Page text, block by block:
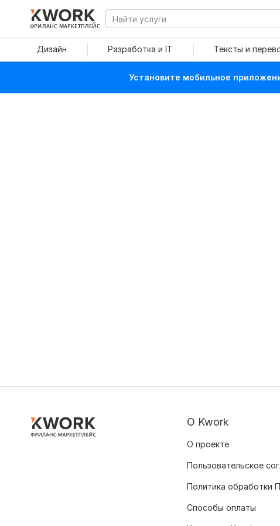
ФРИЛАНС МАРКЕТПЛЕЙС
Дизайн Разработка и IT Тексты и
Установите мобильное
О Kwork
О проекте
Пользовательское
Политика обработки
Способы оплаты